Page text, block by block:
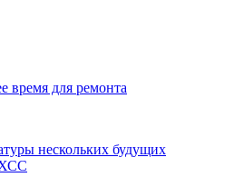
время для ремонта
нескольких будущих